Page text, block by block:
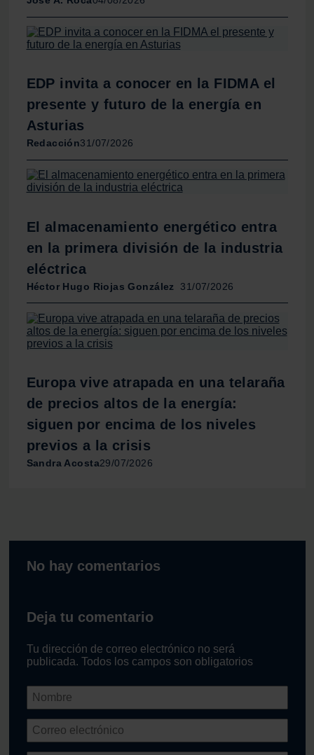
nuestros partners de redes sociales, publicidad y análisis
web, quienes pueden combinarla con otra información
partir del uso que haya hecho de sus servicios.
EDP invita a conocer en la FIDMA el
presente y futuro de la energía en
Asturias
Redacción31/07/2026
El almacenamiento energético entra
en la primera división de la industria
eléctrica
Héctor Hugo Riojas González 31/07/2026
Europa vive atrapada en una telaraña
de precios altos de la energía:
siguen por encima de los niveles
previos a la crisis
Sandra Acosta29/07/2026
No hay comentarios
Deja tu comentario
Tu dirección de correo electrónico no será
publicada. Todos los campos son obligatorios